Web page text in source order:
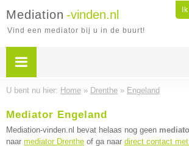
Mediation -vinden.nl
Vind een mediator bij u in de buurt!
U bent nu hier: Home » Drenthe » Engeland
Mediator Engeland
Mediation-vinden.nl bevat helaas nog geen
naar mediator Drenthe of ga naar direct contact